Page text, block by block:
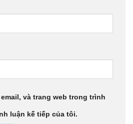
và trang web trong trình
luận kế tiếp của tôi.